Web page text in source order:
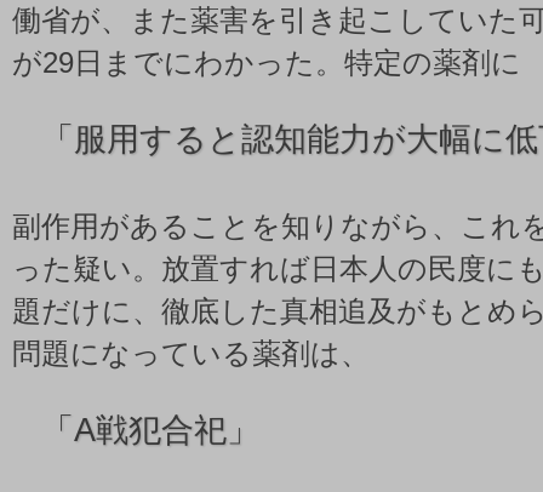
働省が、また薬害を引き起こしていた
が29日までにわかった。特定の薬剤に
「 服用すると認知能力が大幅に
副作用があることを知りながら、これ
った疑い。放置すれば日本人の民度に
題だけに、徹底した真相追及がもとめ
問題になっている薬剤は、
「 A戦犯合祀」